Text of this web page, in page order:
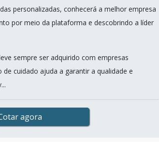
personalizadas, conhecerá a melhor empresa
por meio da plataforma e descobrindo a líder
sempre ser adquirido com empresas
cuidado ajuda a garantir a qualidade e
agora